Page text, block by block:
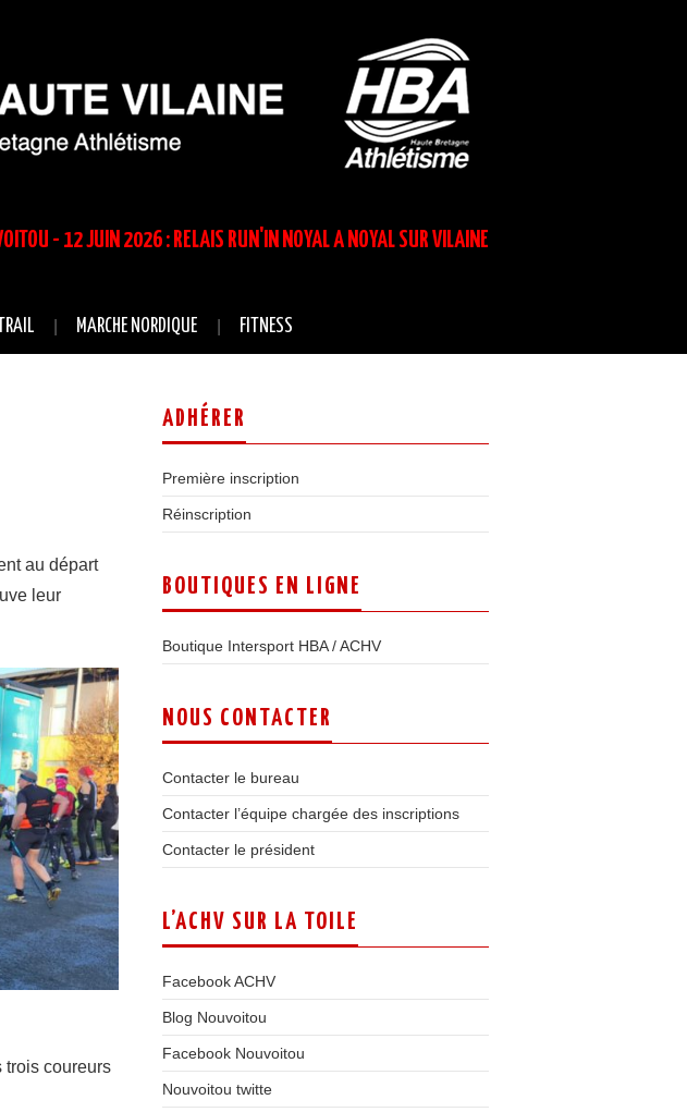
- 12 JUIN 2026 : RELAIS RUN'IN NOYAL A NOYAL SUR VILAINE
TRAIL MARCHE NORDIQUE FITNESS
au départ
leur
trois coureurs
ADHÉRER
Première inscription
Réinscription
BOUTIQUES EN LIGNE
Boutique Intersport HBA / ACHV
NOUS CONTACTER
Contacter le bureau
Contacter l’équipe chargée des inscriptions
Contacter le président
L’ACHV SUR LA TOILE
Facebook ACHV
Blog Nouvoitou
Facebook Nouvoitou
Nouvoitou twitte